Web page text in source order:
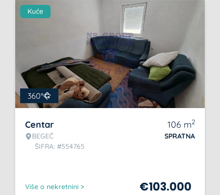
Kuće
360°
Centar
BEGEČ
ŠIFRA: #554765
106 m2
SPRATNA
Više o nekretnini > €103.000